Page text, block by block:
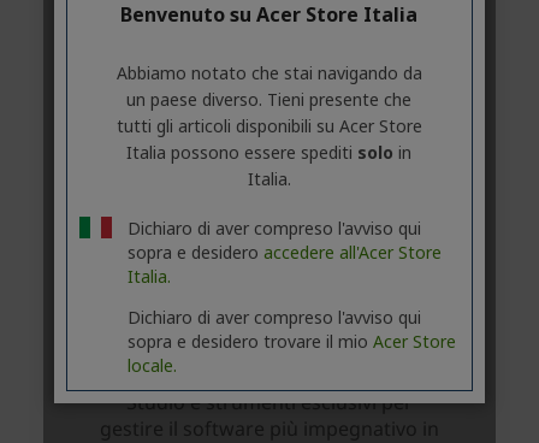
Benvenuto su Acer Store Italia
Abbiamo notato che stai navigando da
un paese diverso. Tieni presente che
tutti gli articoli disponibili su Acer Store
Italia possono essere spediti solo in
Italia.
Dichiaro di aver compreso l'avviso qui
sopra e desidero accedere all'Acer Store
Italia.
Dichiaro di aver compreso l'avviso qui
sopra e desidero trovare il mio Acer Store
locale.